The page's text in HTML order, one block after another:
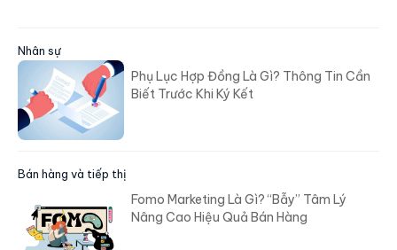
Nhân sự
Phụ Lục Hợp Đồng Là Gì? Thông Tin Cần
Biết Trước Khi Ký Kết
Bán hàng và tiếp thị
Fomo Marketing Là Gì? “Bẫy” Tâm Lý
Nâng Cao Hiệu Quả Bán Hàng